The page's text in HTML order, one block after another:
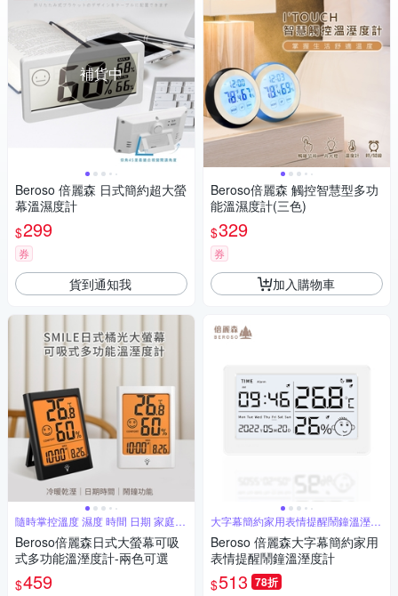
補貨中
Beroso 倍麗森 日式簡約超大螢
幕溫濕度計
$299
券
貨到通知我
隨時掌控溫度 濕度 時間 日期 家庭必
備
Beroso倍麗森日式大螢幕可吸
式多功能溫溼度計-兩色可選
$459
Beroso倍麗森 觸控智慧型多功
能溫濕度計(三色)
$329
券
加入購物車
大字幕簡約家用表情提醒鬧鐘溫溼度
計
Beroso 倍麗森大字幕簡約家用
表情提醒鬧鐘溫溼度計
$513 78折